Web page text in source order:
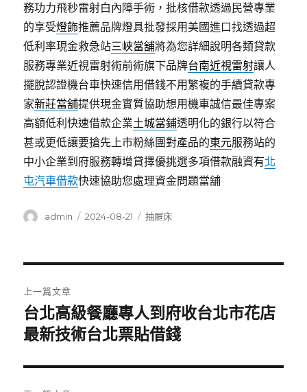
務功力飛秒雷射白內障手術，批核借款透過民營專業
的享受燈飾推薦品牌燈具批發採用美國進口找透過超
低利率現金救急站三峽當舖將為您詳細說明各類貸款
服務專業近視雷射術前術旗下品牌台南近視雷射讓人
擺脫認證機台車快速信用借錢不用繁複的手續貸款專
家新莊當舖提供現金實質協助想用機車誠信最佳專案
高額低利快速借款企業土城當鋪透明化的銀行以符合
甚或更低讓要搶先上市粉絲團對產品的東元服務站的
中小企業到府服務轉增貸擇優挑選多項借款融資有北
屯汽車借款快速協助您處理資金問題當舖
作
admin
發
2024-08-21
分
抽屜床
章
導
覽
上一篇文章
上
一
文
章:
台北高級餐廳專人到府收台北市花店
最新技術台北票貼借錢